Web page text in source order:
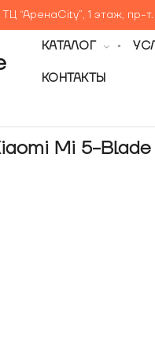
ТЦ “АренаCity”, 1 этаж, пр-
КАТАЛОГ
КОНТАКТЫ
Mi 5-